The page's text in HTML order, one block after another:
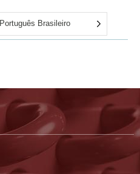
Português Brasileiro